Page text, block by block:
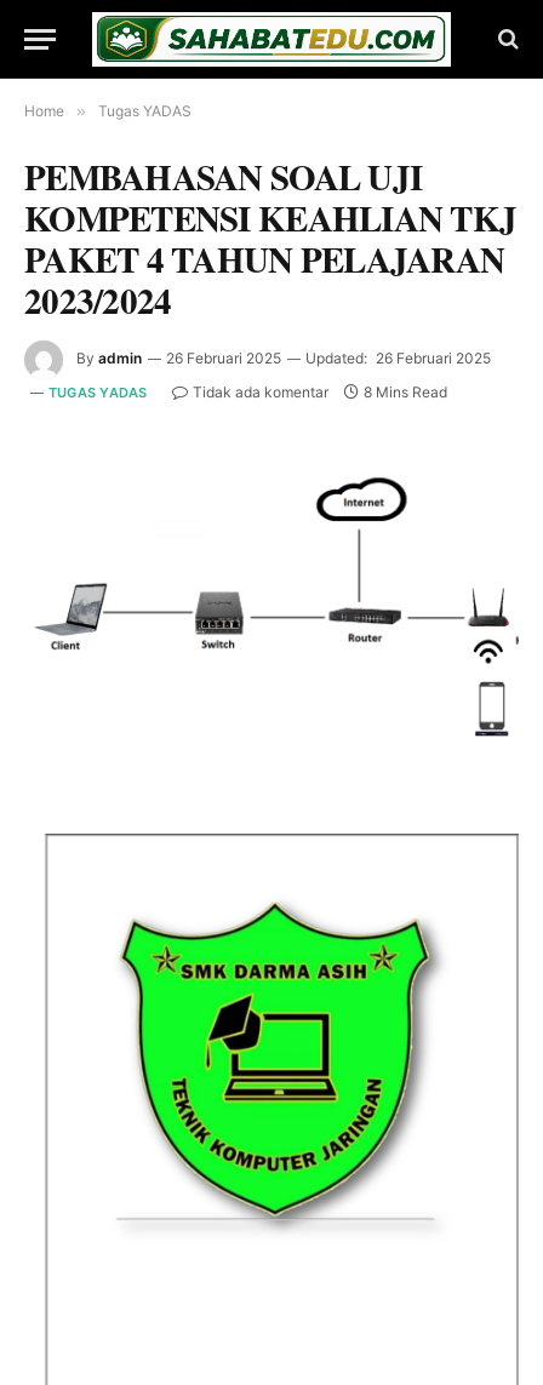
Home » Tugas YADAS
PEMBAHASAN SOAL UJI
KOMPETENSI KEAHLIAN TKJ
PAKET 4 TAHUN PELAJARAN
2023/2024
By admin 26 Februari 2025 Updated: 26 Februari 2025
TUGAS YADAS Tidak ada komentar 8 Mins Read